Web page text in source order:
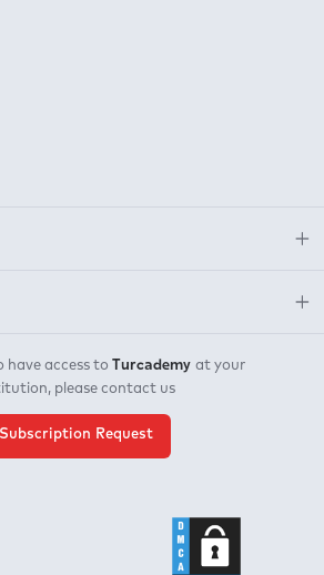
have access to Turcademy at your
please contact us
Subscription Request